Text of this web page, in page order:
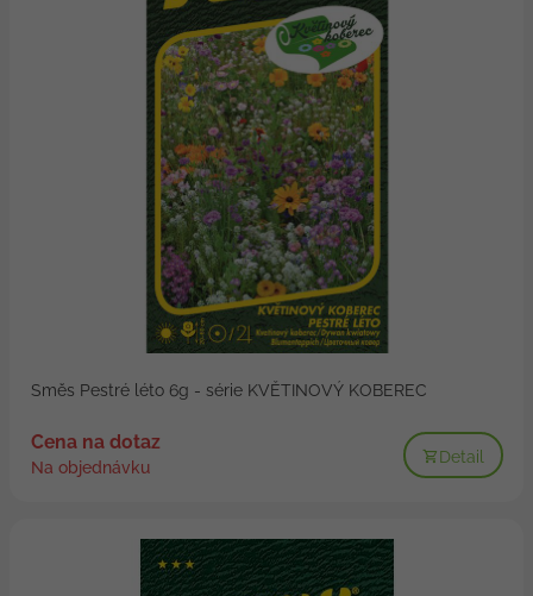
Směs Pestré léto 6g - série KVĚTINOVÝ KOBEREC
Cena na dotaz
Na objednávku
Detail